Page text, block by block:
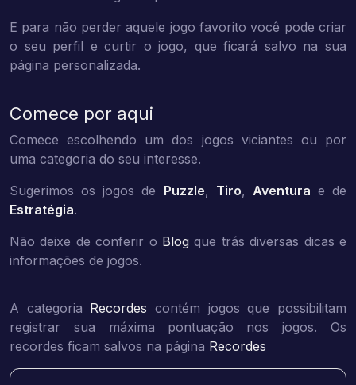
E para não perder aquele jogo favorito você pode criar
o seu perfil e curtir o jogo, que ficará salvo na sua
página personalizada.
Comece por aqui
Comece escolhendo um dos jogos viciantes ou por
uma categoria do seu interesse.
Sugerimos os jogos de Puzzle, Tiro, Aventura e de
Estratégia.
Não deixe de conferir o Blog que trás diversas dicas e
informações de jogos.
A categoria Recordes contém jogos que possibilitam
registrar sua máxima pontuação nos jogos. Os
recordes ficam salvos na página Recordes